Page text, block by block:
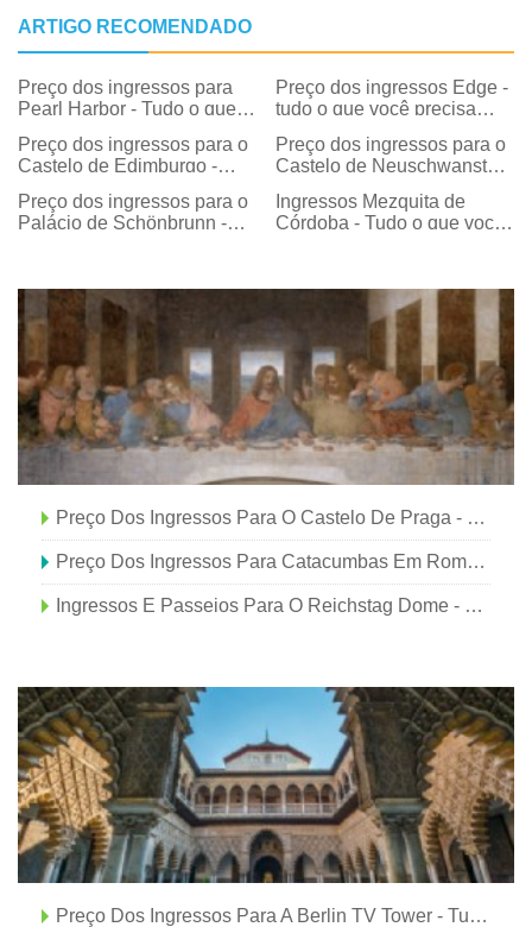
ARTIGO RECOMENDADO
Preço dos ingressos para
Pearl Harbor - Tudo o que
Preço dos ingressos Edge -
tudo o que você precisa
Preço dos ingressos para o
Castelo de Edimburgo -
saber
Preço dos ingressos para o
Castelo de Neuschwanstein
saber
Preço dos ingressos para o
Palácio de Schönbrunn -
Ingressos Mezquita de
Córdoba - Tudo o que você
Preço Dos Ingressos Para O Castelo De Praga - Tudo O Que Você Precisa Saber
Preço Dos Ingressos Para Catacumbas Em Roma - Tudo O Que Você Precisa Saber
Ingressos E Passeios Para O Reichstag Dome - Tudo O Que Você Deve Saber
Preço Dos Ingressos Para A Berlin TV Tower - Tudo O Que Você Deve Saber